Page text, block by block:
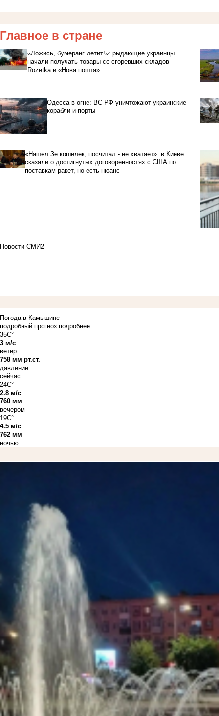
Главное в стране
«Ложись, бумеранг летит!»: рыдающие украинцы
начали получать товары со сгоревших складов
Rozetka и «Нова пошта»
Одесса в огне: ВС РФ уничтожают украинские
корабли и порты
«Нашел Зе кошелек, посчитал - не хватает»: в Киеве
сказали о достигнутых договоренностях с США по
поставкам ракет, но есть нюанс
Новости СМИ2
Погода в Камышине
подробный прогноз подробнее
35C°
3 м/с
ветер
758 мм рт.ст.
давление
сейчас
24C°
2.8 м/с
760 мм
вечером
19C°
4.5 м/с
762 мм
ночью